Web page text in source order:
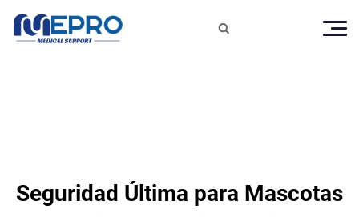

Seguridad Última para Mascotas